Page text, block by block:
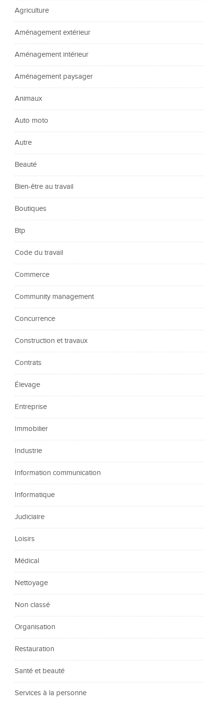
Agriculture
Aménagement extérieur
Aménagement intérieur
Aménagement paysager
Animaux
Auto moto
Autre
Beauté
Bien-être au travail
Boutiques
Btp
Code du travail
Commerce
Community management
Concurrence
Construction et travaux
Contrats
Élevage
Entreprise
Immobilier
Industrie
Information communication
Informatique
Judiciaire
Loisirs
Médical
Nettoyage
Non classé
Organisation
Restauration
Santé et beauté
Services à la personne